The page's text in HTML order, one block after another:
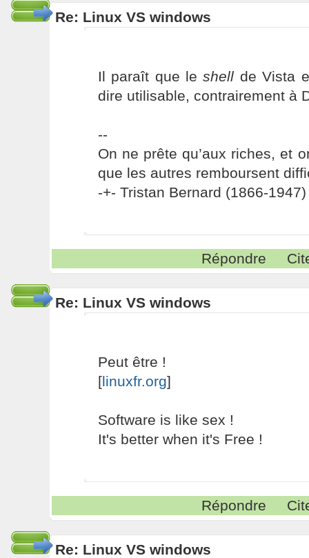
Re: Linux VS windows
Il paraît que leshell de Vista
dire utilisable, contrairement à
--
On ne prête qu’aux riches, et
que les autres remboursent
-+- Tristan Bernard (1866-1947)
Répondre
Re: Linux VS windows
Peut être !
[linuxfr.org]
Software is like sex !
It's better when it's Free !
Répondre
Re: Linux VS windows